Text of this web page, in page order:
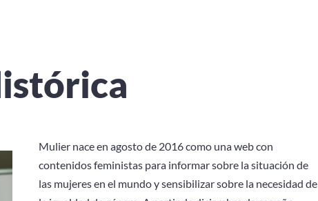
Mulier nace en agosto de 2016 como una web con
contenidos feministas para informar sobre la situación de
las mujeres en el mundo y sensibilizar sobre la necesidad de